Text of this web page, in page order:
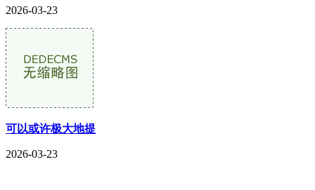
2026-03-23
可以或许极大地提
2026-03-23